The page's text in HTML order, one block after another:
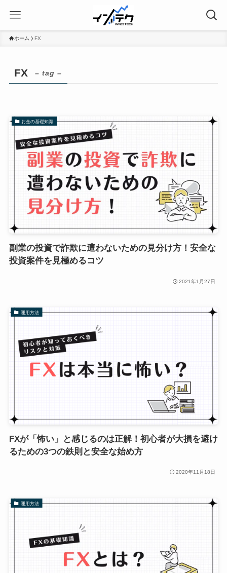
ホーム FX
FX – tag –
お金の基礎知識
副業の投資で詐欺に遭わないための見分け方！安全な
投資案件を見極めるコツ
2021年1月27日
運用方法
FXが「怖い」と感じるのは正解！初心者が大損を避け
るための3つの鉄則と安全な始め方
2020年11月18日
運用方法